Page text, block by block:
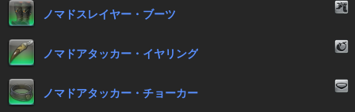
ノマドスレイヤー・ブーツ
ノマドアタッカー・イヤリング
ノマドアタッカー・チョーカー